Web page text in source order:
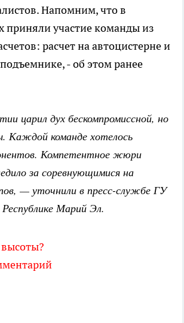
Напомним, что в
приняли участие команды из
расчет на автоцистерне и
- об этом ранее
царил дух бескомпромиссной, но
Каждой команде хотелось
Компетентное жюри
за соревнующимися на
— уточнили в пресс-службе ГУ
Марий Эл.